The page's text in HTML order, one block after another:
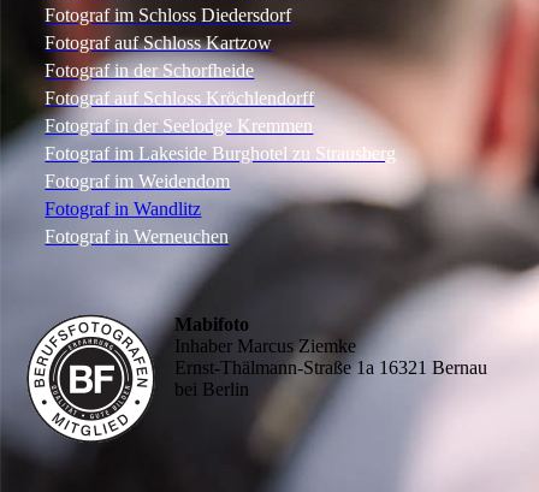
Fotograf im Schloss Diedersdorf
Fotograf auf Schloss Kartzow
Fotograf in der Schorfheide
Fotograf auf Schloss Kröchlendorff
Fotograf in der Seelodge Kremmen
Fotograf im Lakeside Burghotel zu Strausberg
Fotograf im Weidendom
Fotograf in Wandlitz
Fotograf in Werneuchen
Mabifoto
Inhaber Marcus Ziemke
Ernst-Thälmann-Straße 1a 16321 Bernau
bei Berlin